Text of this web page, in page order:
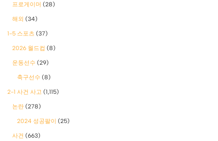
프로게이머 (28)
해외 (34)
1-5 스포츠 (37)
2026 월드컵 (8)
운동선수 (29)
축구선수 (8)
2-1 사건 사고 (1,115)
논란 (278)
2024 성공팔이 (25)
사건 (663)